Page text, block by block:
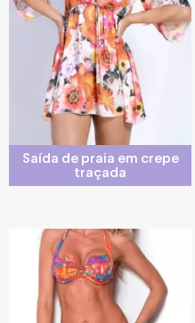
Saída de praia em crepe
traçada